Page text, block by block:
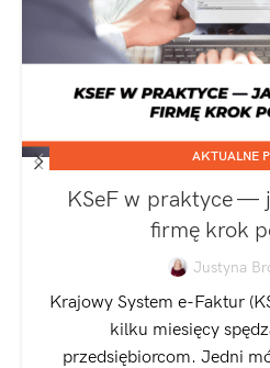
AKTUALNE
SPÓŁKA
KSeF w praktyce —
firmę krok
Justyna
Krajowy System e-Faktur
kilku miesięcy
przedsiębiorcom. Jedni